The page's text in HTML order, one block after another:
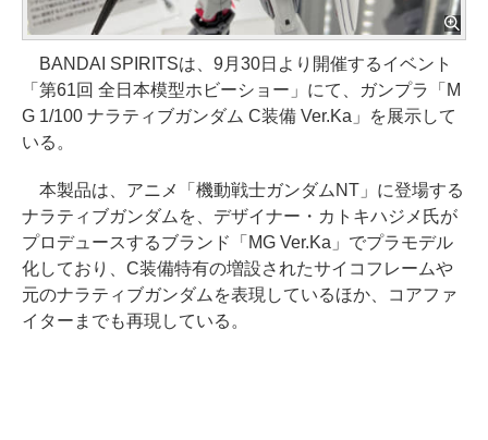
BANDAI SPIRITSは、9月30日より開催するイベント
「第61回 全日本模型ホビーショー」にて、ガンプラ「M
G 1/100 ナラティブガンダム C装備 Ver.Ka」を展示して
いる。
本製品は、アニメ「機動戦士ガンダムNT」に登場する
ナラティブガンダムを、デザイナー・カトキハジメ氏が
プロデュースするブランド「MG Ver.Ka」でプラモデル
化しており、C装備特有の増設されたサイコフレームや
元のナラティブガンダムを表現しているほか、コアファ
イターまでも再現している。